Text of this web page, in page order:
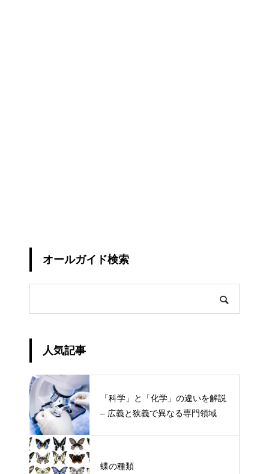
オールガイド検索
人気記事
「科学」と「化学」の違いを解説
– 広義と狭義で異なる専門領域
蝶の種類